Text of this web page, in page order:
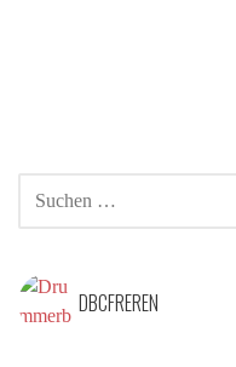
SUCHEN
NACH:
DBCFREREN